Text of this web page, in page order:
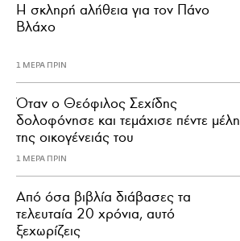
H σκληρή αλήθεια για τον Πάνο
Βλάχο
1 ΜΕΡΑ ΠΡΙΝ
Όταν ο Θεόφιλος Σεχίδης
δολοφόνησε και τεμάχισε πέντε μέλη
της οικογένειάς του
1 ΜΕΡΑ ΠΡΙΝ
Από όσα βιβλία διάβασες τα
τελευταία 20 χρόνια, αυτό
ξεχωρίζεις